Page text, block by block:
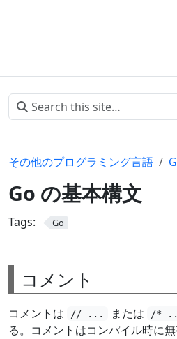
その他のプログラミング言語
Go の基本構文
Tags: Go
コメント
コメントは // ... または /*
る。コメントはコンパイル時に無